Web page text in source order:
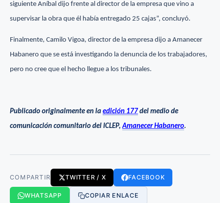
siguiente Aníbal dijo frente al director de la empresa que vino a
supervisar la obra que él había entregado 25 cajas”, concluyó.
Finalmente, Camilo Vigoa, director de la empresa dijo a Amanecer
Habanero que se está investigando la denuncia de los trabajadores,
pero no cree que el hecho llegue a los tribunales.
Publicado originalmente en la edición 177 del medio de
comunicación comunitario del ICLEP,Amanecer Habanero.
COMPARTIR TWITTER / X FACEBOOK
WHATSAPP COPIAR ENLACE